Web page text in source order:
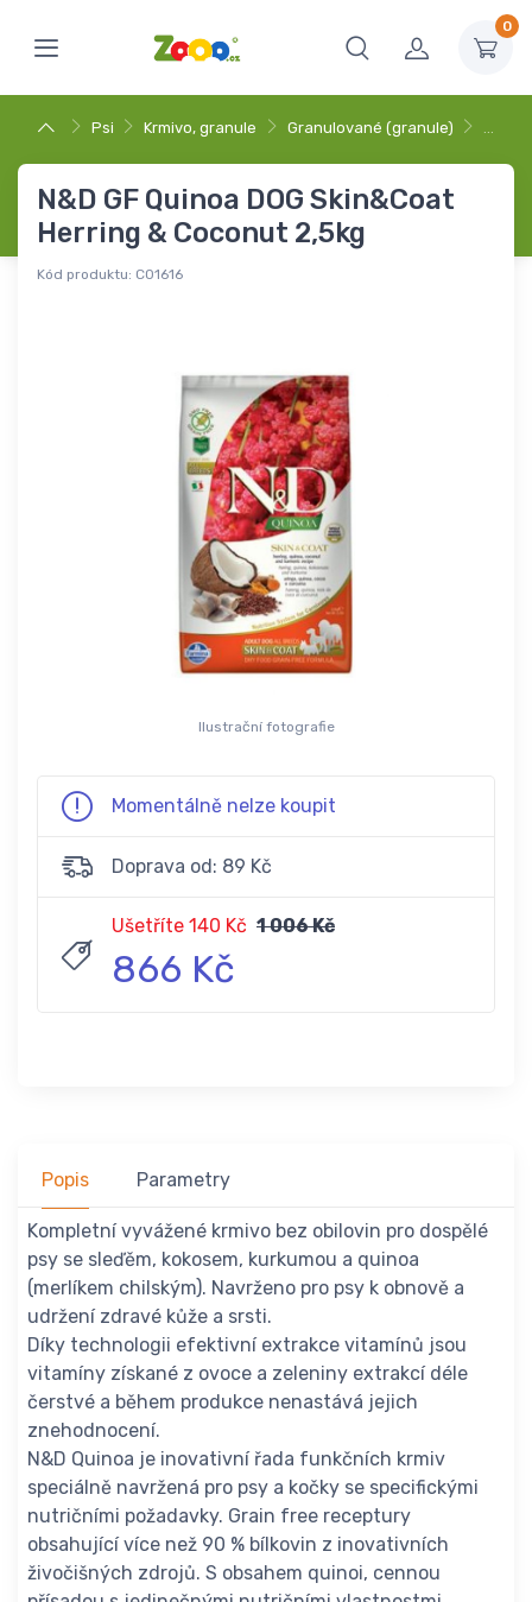
0
Psi Krmivo, granule Granulované (granule) …
N&D GF Quinoa DOG Skin&Coat
Herring & Coconut 2,5kg
Kód produktu: C01616
Ilustrační fotografie
Momentálně nelze koupit
Doprava od: 89 Kč
Ušetříte 140 Kč 1 006 Kč
866 Kč
Popis Parametry
Kompletní vyvážené krmivo bez obilovin pro dospělé
psy se sleďěm, kokosem, kurkumou a quinoa
(merlíkem chilským). Navrženo pro psy k obnově a
udržení zdravé kůže a srsti.
Díky technologii efektivní extrakce vitamínů jsou
vitamíny získané z ovoce a zeleniny extrakcí déle
čerstvé a během produkce nenastává jejich
znehodnocení.
N&D Quinoa je inovativní řada funkčních krmiv
speciálně navržená pro psy a kočky se specifickými
nutričními požadavky. Grain free receptury
obsahující více než 90 % bílkovin z inovativních
živočišných zdrojů. S obsahem quinoi, cennou